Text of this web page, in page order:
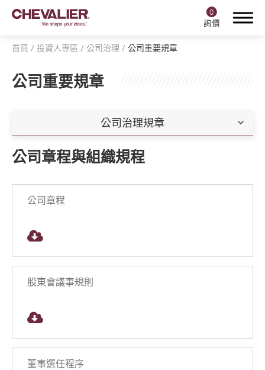
0
詢價
首頁 投資人專區 公司治理 公司重要規章
公司重要規章
公司治理規章
公司章程與組織規程
公司章程
股東會議事規則
董事選任程序
產品中心
產業應用
聯絡我們